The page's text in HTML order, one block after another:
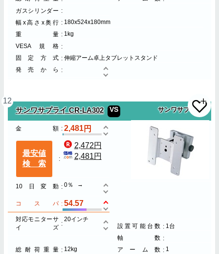
ガスシリンダー
幅x高さx奥行
180x524x180mm
重量
1kg
VESA規格
固定方式
伸縮アーム卓上タブレットスタンド
発売から
12
サンワサプライ CR-LA302
VS サンワサプライ
金額 2,481
最安値
検索
2,472円
2,481円
10日変動 0％
コスパ 54.57
対応モニターサ
イズ
20インチ
設置可能台数
1台
軸数
総耐荷重量
12kg アーム数
1